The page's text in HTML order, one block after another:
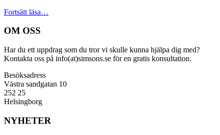
Fortsätt läsa…
OM OSS
Har du ett uppdrag som du tror vi skulle kunna hjälpa dig med?
Kontakta oss på info(at)simsons.se för en gratis konsultation.
Besöksadress
Västra sandgatan 10
252 25
Helsingborg
NYHETER